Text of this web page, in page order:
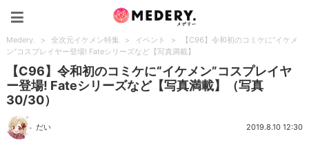
Medery. > 全次元イケメン特集 > イベント >
【C96】令和初のコミケに“イケメ
ン”コスプレイヤー登場! Fateシリーズなど【写真満載】
【C96】令和初のコミケに“イケメン”コスプレイヤ
ー登場! Fateシリーズなど【写真満載】（写真
30/30）
だい 2019.8.10 12:30